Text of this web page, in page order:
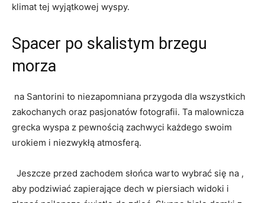
klimat‌ tej‌ wyjątkowej wyspy.
Spacer ⁣po skalistym brzegu
morza
‍ na Santorini to⁤ niezapomniana przygoda dla wszystkich
zakochanych oraz pasjonatów fotografii.⁣ Ta malownicza
grecka wyspa z ​pewnością⁢ zachwyci każdego swoim
urokiem i⁢ niezwykłą atmosferą.⁤
‍ ⁣ Jeszcze przed zachodem ‍słońca ⁣warto wybrać się na ,
aby podziwiać zapierające‍ dech w ⁢piersiach widoki i